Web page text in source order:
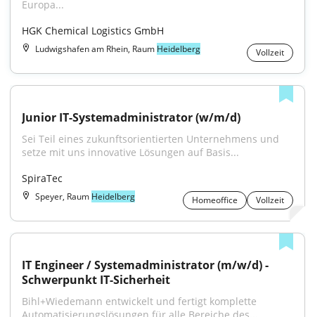
Europa...
HGK Chemical Logistics GmbH
Ludwigshafen am Rhein, Raum Heidelberg Vollzeit
Junior IT-Systemadministrator (w/m/d)
Sei Teil eines zukunftsorientierten Unternehmens und
setze mit uns innovative Lösungen auf Basis...
SpiraTec
Speyer, Raum Heidelberg Homeoffice Vollzeit
IT Engineer / Systemadministrator (m/w/d) -
Schwerpunkt IT-Sicherheit
Bihl+Wiedemann entwickelt und fertigt komplette